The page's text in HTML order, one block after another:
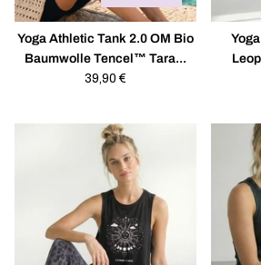
Yoga Athletic Tank 2.0 OM Bio
Baumwolle Tencel™ Tara...
Regulärer
39,90 €